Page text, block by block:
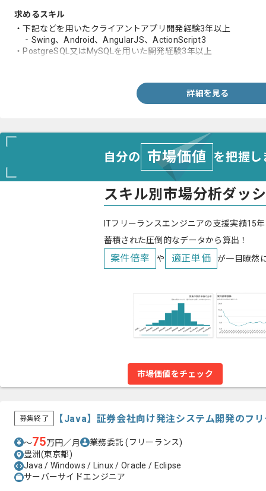
求めるスキル
・下記などを用いたクライアントアプリ開発経験3年以上
‐Swing、Android、AngularJS、ActionScript3
・PostgreSQL又はMySQLを用いた開発経験3年以上
詳細を見る
自分の 市場価値 を把握
スキル別市場分析ダッ
ITフリーランスエンジニアの支援実績15
蓄積された圧倒的なデータから算出！
案件倍率 や 適正単価 が一目瞭然
市場価値をチェック
募集終了 【Java】証券会社向け発注システム開発のフ
〜75万円／月 業務委託(フリーランス)
豊洲(東京都)
Java / Windows / Linux / Oracle / Eclipse
サーバーサイドエンジニア